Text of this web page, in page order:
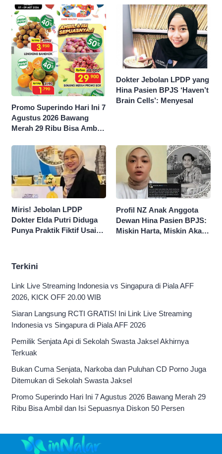
Promo Superindo Hari Ini 7
Agustus 2026 Bawang
Merah 29 Ribu Bisa Ambil
50 Persen
Dokter Jebolan LPDP yang
Hina Pasien BPJS ‘Haven’t
Brain Cells’: Menyesal
Miris! Jebolan LPDP
Dokter Elda Putri Diduga
Punya Praktik Fiktif Usai
Profil NZ Anak Anggota
Dewan Hina Pasien BPJS:
Miskin Harta, Miskin Akal
Terkini
Link Live Streaming Indonesia vs Singapura di Piala AFF
2026, KICK OFF 20.00 WIB
Siaran Langsung RCTI GRATIS! Ini Link Live Streaming
Indonesia vs Singapura di Piala AFF 2026
Pemilik Senjata Api di Sekolah Swasta Jaksel Akhirnya
Terkuak
Bukan Cuma Senjata, Narkoba dan Puluhan CD Porno Juga
Ditemukan di Sekolah Swasta Jaksel
Promo Superindo Hari Ini 7 Agustus 2026 Bawang Merah 29
Ribu Bisa Ambil dan Isi Sepuasnya Diskon 50 Persen